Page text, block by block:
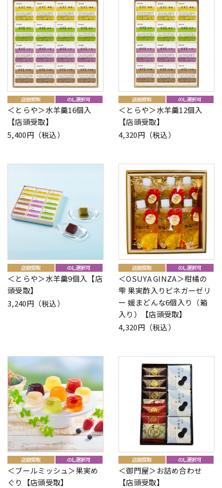
＜とらや＞水羊羹16個入
【店頭受取】
5,400円（税込）
＜とらや＞水羊羹12個入
【店頭受取】
4,320円（税込）
＜とらや＞水羊羹9個入【店
頭受取】
3,240円（税込）
＜OSUYA GINZA＞柑橘の
雫 果実酢入りビネガーゼリ
ー 媛まどんな6個入り（箱
入り）【店頭受取】
4,320円（税込）
＜ブールミッシュ＞果実め
ぐり【店頭受取】
＜御門屋＞お詰め合わせ
【店頭受取】